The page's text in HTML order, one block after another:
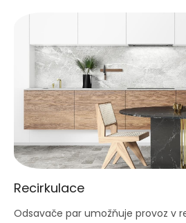
Recirkulace
Odsavače par umožňuje provoz v